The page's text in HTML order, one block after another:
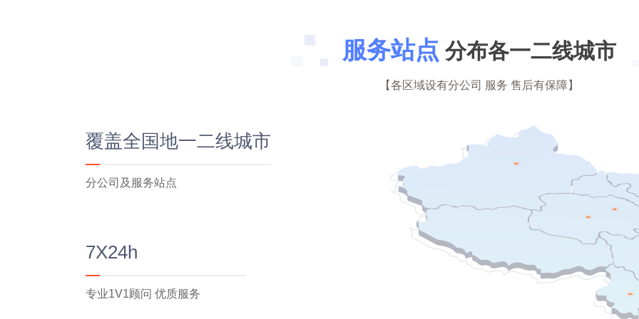
服务站点 分布各一二线城市
【各区域设有分公司 服务 售后有保障】
覆盖全国地一二线城市
分公司及服务站点
7X24h
专业1V1顾问 优质服务